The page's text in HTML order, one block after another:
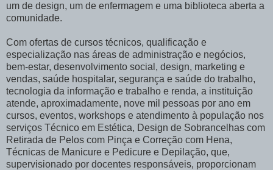
um de design, um de enfermagem e uma biblioteca aberta a
comunidade.
Com ofertas de cursos técnicos, qualificação e
especialização nas áreas de administração e negócios,
bem-estar, desenvolvimento social, design, marketing e
vendas, saúde hospitalar, segurança e saúde do trabalho,
tecnologia da informação e trabalho e renda, a instituição
atende, aproximadamente, nove mil pessoas por ano em
cursos, eventos, workshops e atendimento à população nos
serviços Técnico em Estética, Design de Sobrancelhas com
Retirada de Pelos com Pinça e Correção com Hena,
Técnicas de Manicure e Pedicure e Depilação, que,
supervisionado por docentes responsáveis, proporcionam